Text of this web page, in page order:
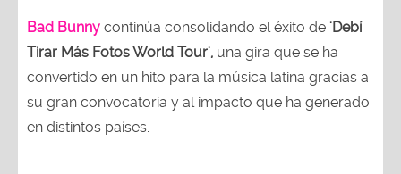
Bad Bunny continúa consolidando el éxito de 'Debí
Tirar Más Fotos World Tour', una gira que se ha
convertido en un hito para la música latina gracias a
su gran convocatoria y al impacto que ha generado
en distintos países.